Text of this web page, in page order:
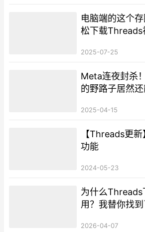
电脑端的这个
松下载Threads
2025-07-25
Meta连夜封杀
的野路子居然还
2025-04-15
【Threads更
功能
2024-05-23
为什么Threads
用？我替你找
2026-04-07